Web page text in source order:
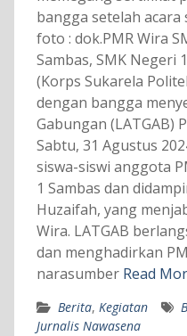
bangga setelah acara
foto : dok.PMR Wira
Sambas, SMK Negeri
(Korps Sukarela
dengan bangga
Gabungan (LATGAB)
Sabtu, 31 Agustus
siswa-siswi anggota
1 Sambas dan
Huzaifah, yang
Wira. LATGAB
dan menghadirkan
narasumber Read
Berita, Kegiatan
Jurnalis Nawasena